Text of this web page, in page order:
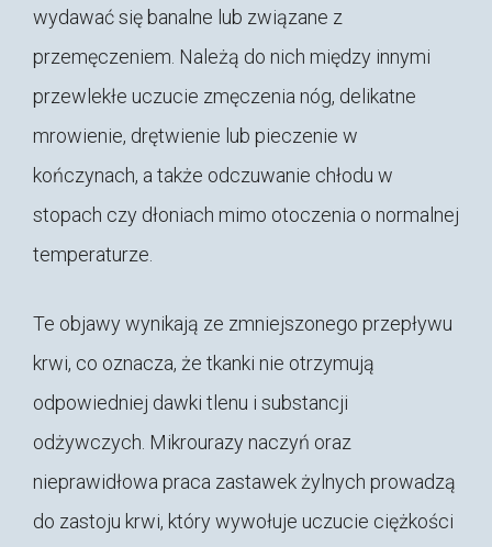
wydawać się banalne lub związane z
przemęczeniem. Należą do nich między innymi
przewlekłe uczucie zmęczenia nóg, delikatne
mrowienie, drętwienie lub pieczenie w
kończynach, a także odczuwanie chłodu w
stopach czy dłoniach mimo otoczenia o normalnej
temperaturze.
Te objawy wynikają ze zmniejszonego przepływu
krwi, co oznacza, że tkanki nie otrzymują
odpowiedniej dawki tlenu i substancji
odżywczych. Mikrourazy naczyń oraz
nieprawidłowa praca zastawek żylnych prowadzą
do zastoju krwi, który wywołuje uczucie ciężkości